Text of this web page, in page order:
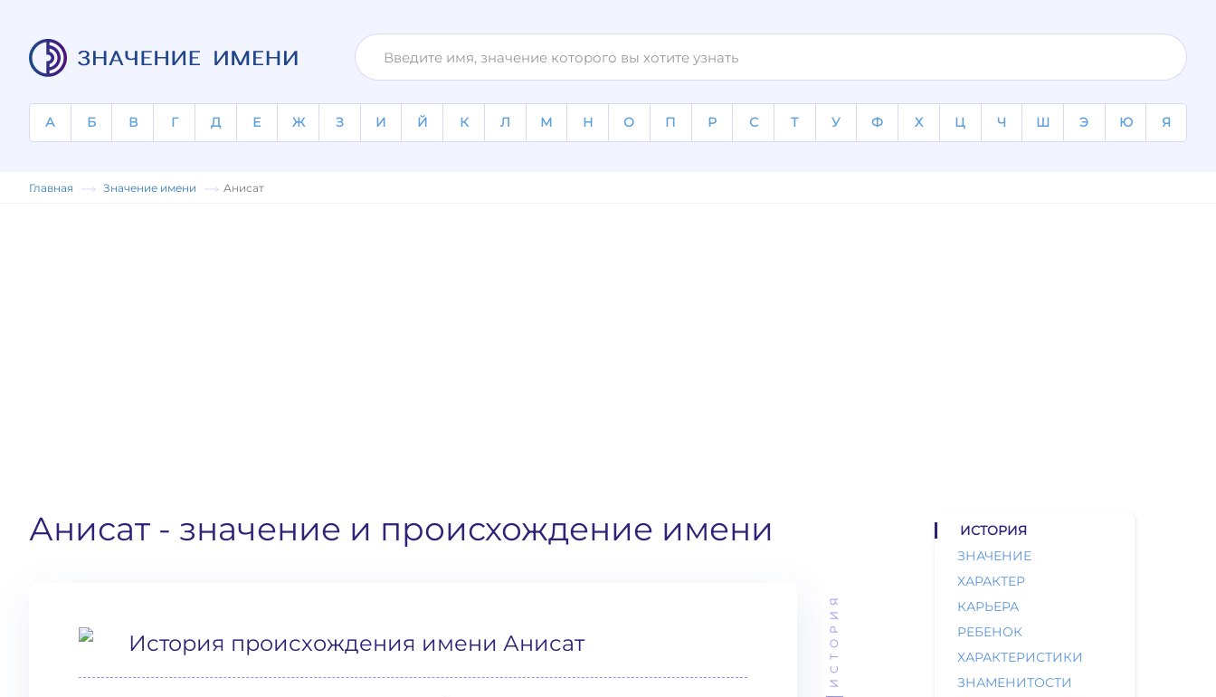
А Б В Г Д Е Ж З И Й К Л М Н О П Р С Т У Ф Х Ц Ч Ш Э Ю Я
Главная Значение имени Анисат
Анисат - значение и происхождение имени
История происхождения имени Анисат ИСТОРИЯ
ИСТОРИЯ
ЗНАЧЕНИЕ
ХАРАКТЕР
КАРЬЕРА
РЕБЕНОК
ХАРАКТЕРИСТИКИ
ЗНАМЕНИТОСТИ